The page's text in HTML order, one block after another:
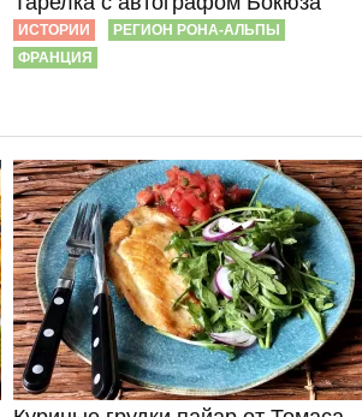
ИСТОРИИ
РЕГИОН РОНА-АЛЬПЫ
ФРАНЦИЯ